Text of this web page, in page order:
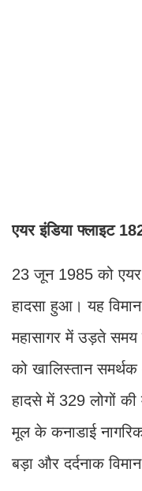
एयर इंडिया फ्लाइट
23 जून 1985 को एयर
हादसा हुआ। यह
महासागर में उड़ते
को खालिस्तान
हादसे में 329 लोगों की
मूल के कनाडाई
बड़ा और दर्दनाक